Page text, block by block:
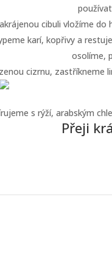
cibuli vložíme
karí, kopřivy a
osolíme,
cizrnu, zastříkneme
s rýží, arabským
Přeji